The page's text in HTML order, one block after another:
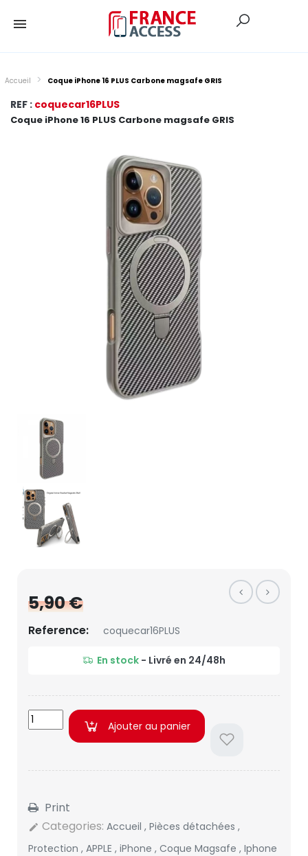
Accueil Coque iPhone 16 PLUS Carbone magsafe GRIS
REF : coquecar16PLUS
Coque iPhone 16 PLUS Carbone magsafe GRIS
5,90 €
Reference: coquecar16PLUS
En stock - Livré en 24/48h
Ajouter au panier
Print
edit Categories: Accueil , Pièces détachées ,
Protection , APPLE , iPhone , Coque Magsafe , Iphone